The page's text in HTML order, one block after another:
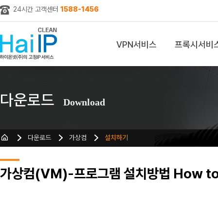
24시간 고객센터 1588-1456
VPN서비스 프록시서비
다운로드 Download
다운로드 가상컴 설치하기
가상컴(VM)-프로그램 설치방법 How